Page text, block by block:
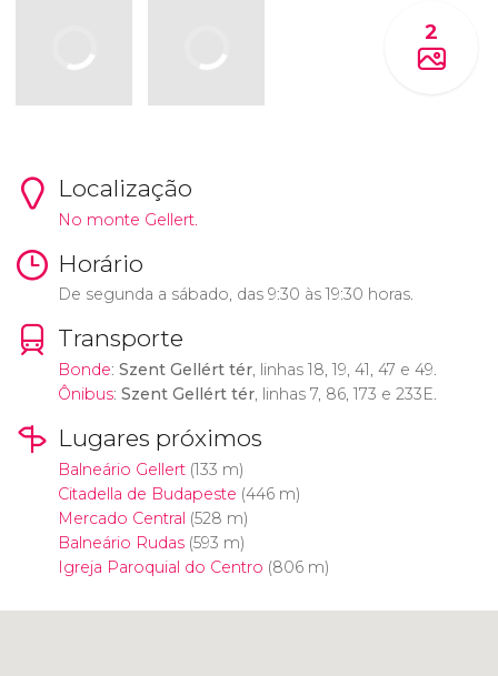
2
Localização
No monte Gellert.
Horário
De segunda a sábado, das 9:30 às 19:30 horas.
Transporte
Bonde: Szent Gellért tér, linhas 18, 19, 41, 47 e 49.
Ônibus: Szent Gellért tér, linhas 7, 86, 173 e 233E.
Lugares próximos
Balneário Gellert(133 m)
Citadella de Budapeste (446 m)
Mercado Central (528 m)
Balneário Rudas(593 m)
Igreja Paroquial do Centro (806 m)